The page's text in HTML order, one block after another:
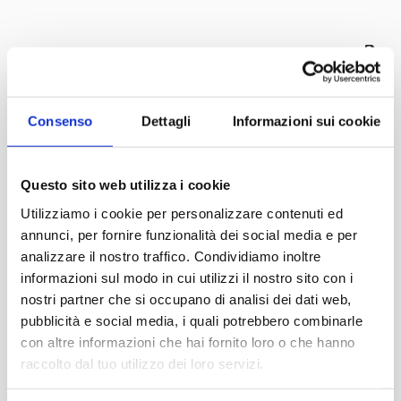
Consenso Dettagli Informazioni sui cookie
Questo sito web utilizza i cookie
Utilizziamo i cookie per personalizzare contenuti ed
annunci, per fornire funzionalità dei social media e per
analizzare il nostro traffico. Condividiamo inoltre
informazioni sul modo in cui utilizzi il nostro sito con i
nostri partner che si occupano di analisi dei dati web,
pubblicità e social media, i quali potrebbero combinarle
con altre informazioni che hai fornito loro o che hanno
raccolto dal tuo utilizzo dei loro servizi.
GIN SIRIO